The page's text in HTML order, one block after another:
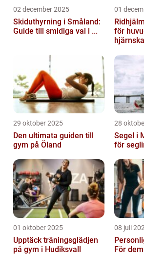
02 december 2025
Skiduthyrning i Småland:
Guide till smidiga val i ...
01
för
29 oktober 2025
Den ultimata guiden till
gym på Öland
28
Segel i
för
01 oktober 2025
Upptäck träningsglädjen
på gym i Hudiksvall
08 juli
För